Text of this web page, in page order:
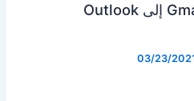
كيفية إضافة حساب Gmail إلى Outlook
03/23/